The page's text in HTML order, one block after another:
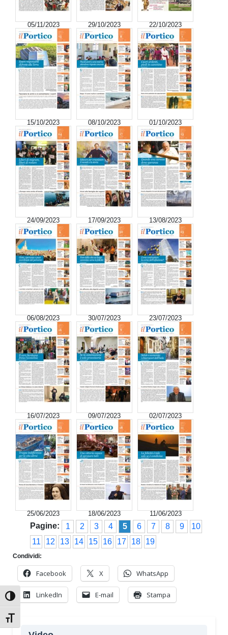
Attiva/disattiva alto contrasto
Attiva/disattiva dimensione testo
05/11/2023 29/10/2023 22/10/2023
15/10/2023 08/10/2023 01/10/2023
24/09/2023 17/09/2023 13/08/2023
06/08/2023 30/07/2023 23/07/2023
16/07/2023 09/07/2023 02/07/2023
25/06/2023 18/06/2023 11/06/2023
Pagine: 1 2 3 4 5 6 7 8 9
10
11
12 13 14 15 16 17 18 19
Condividi:
Facebook X WhatsApp
LinkedIn E-mail Stampa